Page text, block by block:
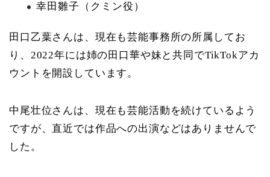
幸田雛子（クミン役）
田口乙葉さんは、現在も芸能事務所の所属してお
り、2022年には姉の田口華や妹と共同でTikTokアカ
ウントを開設しています。
中尾壮位さんは、現在も芸能活動を続けているよう
ですが、直近では作品への出演などはありませんで
した。